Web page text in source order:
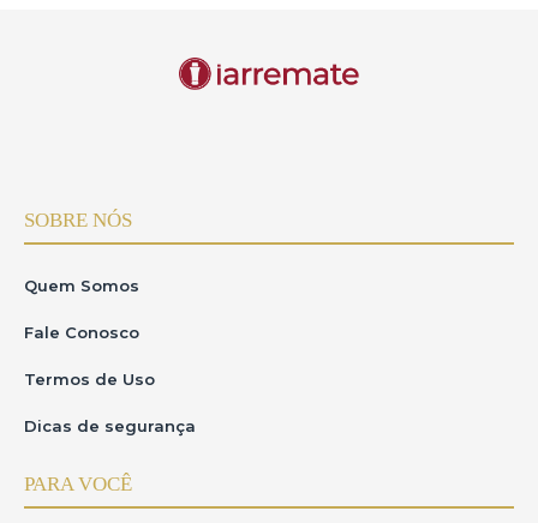
SOBRE NÓS
Quem Somos
Fale Conosco
Termos de Uso
Dicas de segurança
PARA VOCÊ